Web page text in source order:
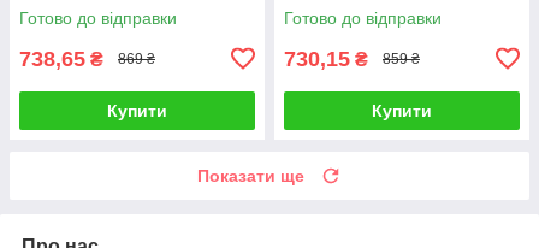
Готово до відправки
738,65 ₴ 869 ₴
Купити
Готово до відправки
730,15 ₴ 859 ₴
Купити
Показати ще